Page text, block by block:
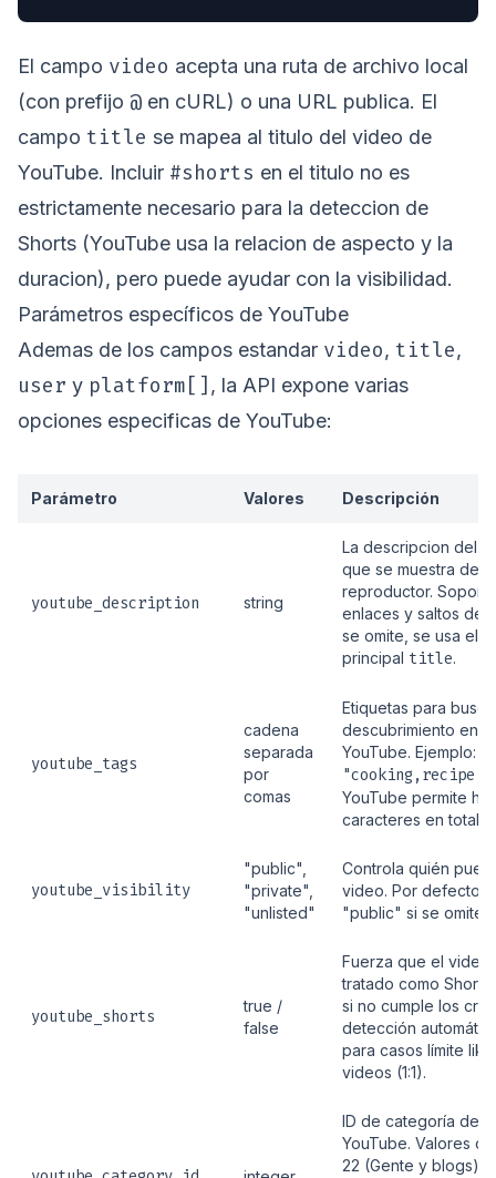
El campo video acepta una ruta de archivo local
(con prefijo @ en cURL) o una URL publica. El
campo title se mapea al titulo del video de
YouTube. Incluir #shorts en el titulo no es
estrictamente necesario para la deteccion de
Shorts (YouTube usa la relacion de aspecto y la
duracion), pero puede ayudar con la visibilidad.
Parámetros específicos de YouTube
Ademas de los campos estandar video, title,
user y platform[] , la API expone varias
opciones especificas de YouTube:
Parámetro Valores Descripción
youtube_description string
La descripcion del
que se muestra
reproductor. Soporta
enlaces y saltos de
se omite, se usa el
principal title.
youtube_tags
cadena
separada
por
comas
Etiquetas para
descubrimiento en
YouTube. Ejemplo:
YouTube permite
caracteres en total.
youtube_visibility
"public",
"private",
"unlisted"
Controla quién
video. Por defecto
"public" si se omite.
youtube_shorts
true /
false
Fuerza que el video
tratado como Short,
si no cumple los
detección
para casos límite
videos (1:1).
ID de categoría de
YouTube. Valores
22 (Gente y blogs),